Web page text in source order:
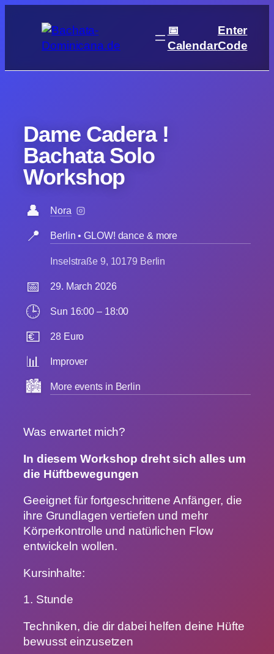
content
📅
Calendar
Enter
Code
Dame Cadera !
Bachata Solo
Workshop
👤 Nora
📍 Berlin • GLOW! dance & more
Inselstraße 9, 10179 Berlin
📅 29. March 2026
🕒 Sun 16:00 – 18:00
💶 28 Euro
📊 Improver
🏙️ More events in Berlin
Was erwartet mich?
In diesem Workshop dreht sich alles um
die Hüftbewegungen
Geeignet für fortgeschrittene Anfänger, die
ihre Grundlagen vertiefen und mehr
Körperkontrolle und natürlichen Flow
entwickeln wollen.
Kursinhalte:
1. Stunde
Techniken, die dir dabei helfen deine Hüfte
bewusst einzusetzen